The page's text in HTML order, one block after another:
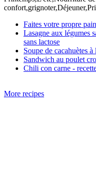
Faites votre propre
Lasagne aux légumes
sans lactose
Soupe de cacahuètes
Sandwich au poulet
Chili con carne -
More recipes